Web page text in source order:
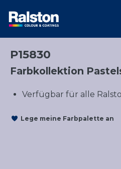
P15830
Farbkollektion
Verfügbar für alle
Lege meine Farbpalette an